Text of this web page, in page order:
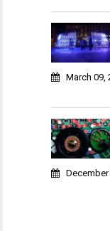
March 09,
December